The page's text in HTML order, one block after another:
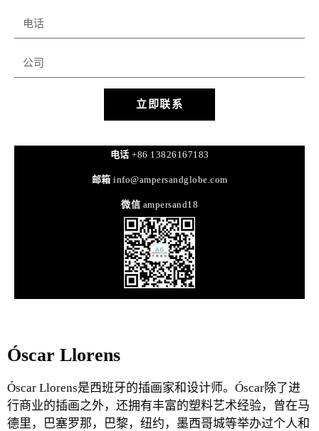
立即联系
电话 +86 13826167183
邮箱 info@ampersandglobe.com
微信 ampersand18
Óscar Llorens
Óscar Llorens是西班牙的插画家和设计师。Óscar除了进
行商业的插画之外，还拥有丰富的塑料艺术经验，曾在马
德里，巴塞罗那，巴黎，纽约，墨西哥城等举办过个人和